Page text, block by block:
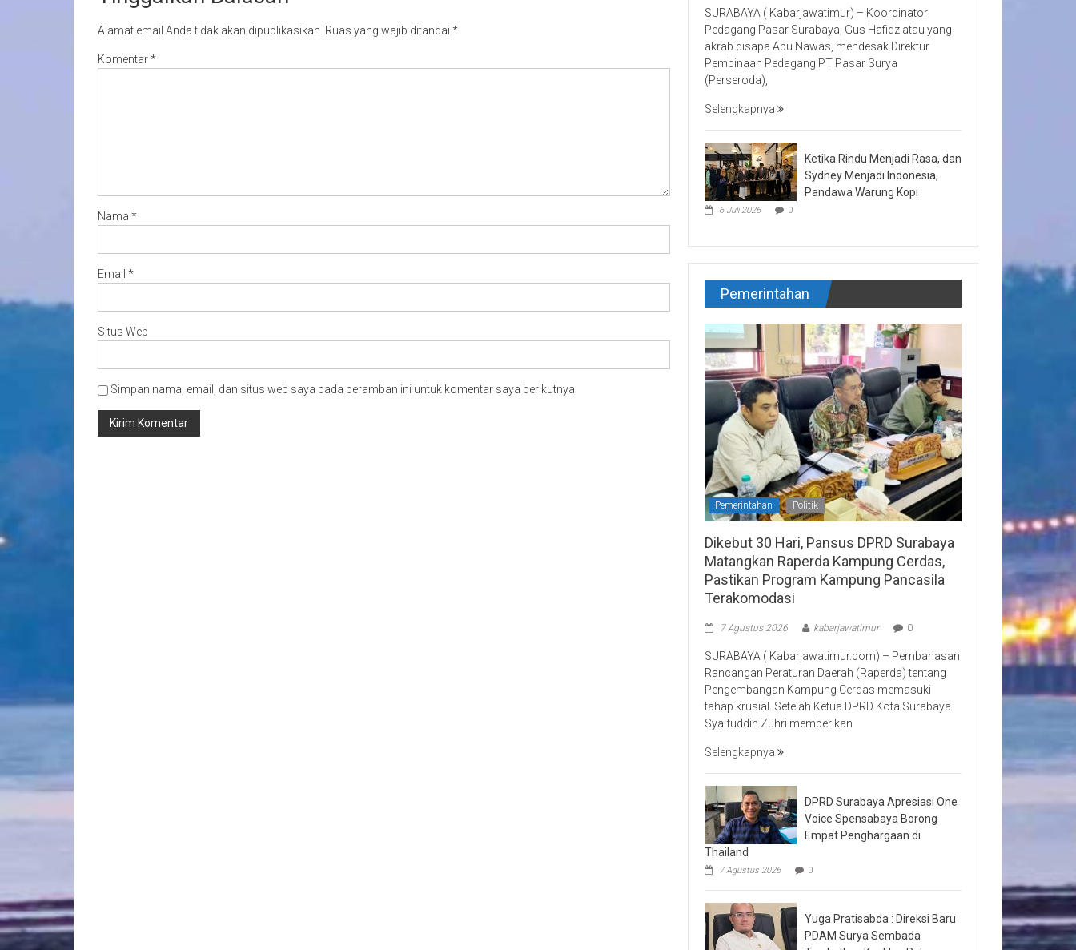
Alamat email Anda tidak akan dipublikasikan. Ruas yang wajib ditandai *
Komentar*
Nama *
Email *
Situs Web
Simpan nama, email, dan situs web saya pada peramban ini untuk komentar saya berikutnya.
SURABAYA ( Kabarjawatimur) – Koordinator
Pedagang Pasar Surabaya, Gus Hafidz atau yang
akrab disapa Abu Nawas, mendesak Direktur
Pembinaan Pedagang PT Pasar Surya
(Perseroda),
Selengkapnya
Ketika Rindu Menjadi Rasa, dan
Sydney Menjadi Indonesia,
Pandawa Warung Kopi
6 Juli 2026 0
Pemerintahan
Pemerintahan Politik
Dikebut 30 Hari, Pansus DPRD Surabaya
Matangkan Raperda Kampung Cerdas,
Pastikan Program Kampung Pancasila
Terakomodasi
7 Agustus 2026 kabarjawatimur 0
SURABAYA ( Kabarjawatimur.com) – Pembahasan
Rancangan Peraturan Daerah (Raperda) tentang
Pengembangan Kampung Cerdas memasuki
tahap krusial. Setelah Ketua DPRD Kota Surabaya
Syaifuddin Zuhri memberikan
Selengkapnya
DPRD Surabaya Apresiasi One
Voice Spensabaya Borong
Empat Penghargaan di
Thailand
7 Agustus 2026 0
Yuga Pratisabda : Direksi Baru
PDAM Surya Sembada